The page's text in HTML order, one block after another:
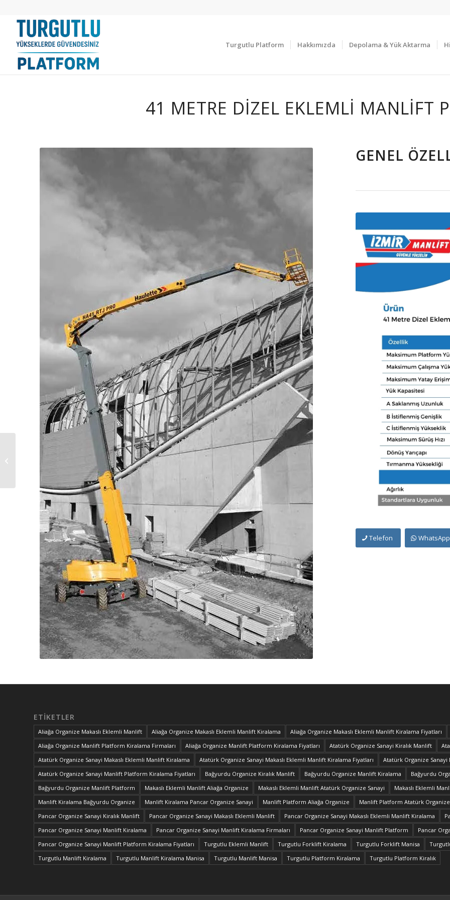
Turgutlu Platform Hakkımızda Depolama & Yük Aktarma
41 METRE DIZEL EKLEMLI MANLIFT
GENEL
Telefon WhatsApp
ETIKETLER
Aliağa Organize Makaslı Eklemli Manlift Aliağa Organize Makaslı Eklemli Manlift Kiralama
Aliağa Organize Makaslı Eklemli Manlift Kiralama Fiyatları
Aliağa Organize Manlift Platform Kiralama Firmaları
Aliağa Organize Manlift Platform Kiralama Fiyatları Atatürk Organize Sanayi Kiralık Manlift
Atatürk Organize Sanayi Makaslı Eklemli Manlift Kiralama
Atatürk Organize Sanayi Makaslı Eklemli Manlift Kiralama Fiyatları
Atatürk Organize
Atatürk Organize Sanayi Manlift Platform Kiralama Fiyatları
Bağyurdu Organize Kiralık Manlift Bağyurdu Organize Manlift Kiralama
Bağyurdu
Bağyurdu Organize Manlift Platform
Makaslı Eklemli Manlift Aliağa Organize Makaslı Eklemli Manlift Atatürk Organize Sanayi
Makaslı Eklemli
Manlift Kiralama Bağyurdu Organize
Manlift Kiralama Pancar Organize Sanayi Manlift Platform Aliağa Organize
Manlift Platform Atatürk Organize
Pancar Organize Sanayi Kiralık Manlift
Pancar Organize Sanayi Makaslı Eklemli Manlift Pancar Organize Sanayi Makaslı Eklemli Manlift Kiralama
Pancar Organize Sanayi Manlift Kiralama
Pancar Organize Sanayi Manlift Kiralama Firmaları Pancar Organize Sanayi Manlift Platform
Pancar
Pancar Organize Sanayi Manlift Platform Kiralama Fiyatları
Turgutlu Eklemli Manlift Turgutlu Forklift Kiralama Turgutlu Forklift Manisa
Turgutlu Manlift Kiralama
Turgutlu Manlift Kiralama Manisa Turgutlu Manlift Manisa Turgutlu Platform Kiralama Turgutlu Platform Kiralık
TURGUTLU
TELESKOPİK PLATFROM
Manlift Platform